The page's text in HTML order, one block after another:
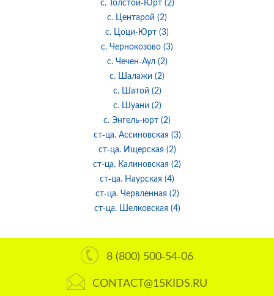
с. Толстой-Юрт (2)
с. Центарой (2)
с. Цоци-Юрт (3)
с. Чернокозово (3)
с. Чечен-Аул (2)
с. Шалажи (2)
с. Шатой (2)
с. Шуани (2)
с. Энгель-юрт (2)
ст-ца. Ассиновская (3)
ст-ца. Ищерская (2)
ст-ца. Калиновская (2)
ст-ца. Наурская (4)
ст-ца. Червленная (2)
ст-ца. Шелковская (4)
8 (800) 500-54-06
CONTACT@15KIDS.RU